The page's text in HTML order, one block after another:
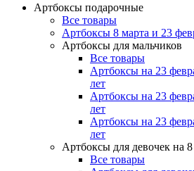
Артбоксы подарочные
Все товары
Артбоксы 8 марта и 23
Артбоксы для мальчиков
Все товары
Артбоксы на 23
лет
Артбоксы на 23
лет
Артбоксы на 23
лет
Артбоксы для девочек на 8
Все товары